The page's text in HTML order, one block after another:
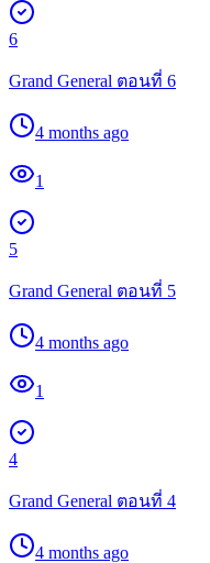
6
Grand General ตอนที่ 6
4 months ago
1
5
Grand General ตอนที่ 5
4 months ago
1
4
Grand General ตอนที่ 4
4 months ago